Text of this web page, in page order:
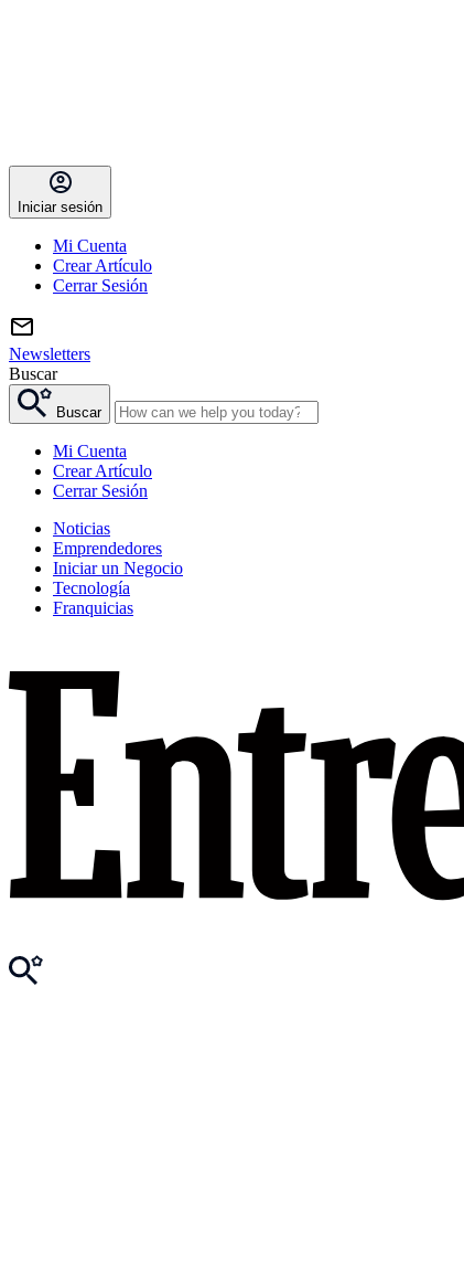
Iniciar sesión
Mi Cuenta
Crear Artículo
Cerrar Sesión
Newsletters
Buscar
Buscar
Mi Cuenta
Crear Artículo
Cerrar Sesión
Noticias
Emprendedores
Iniciar un Negocio
Tecnología
Franquicias